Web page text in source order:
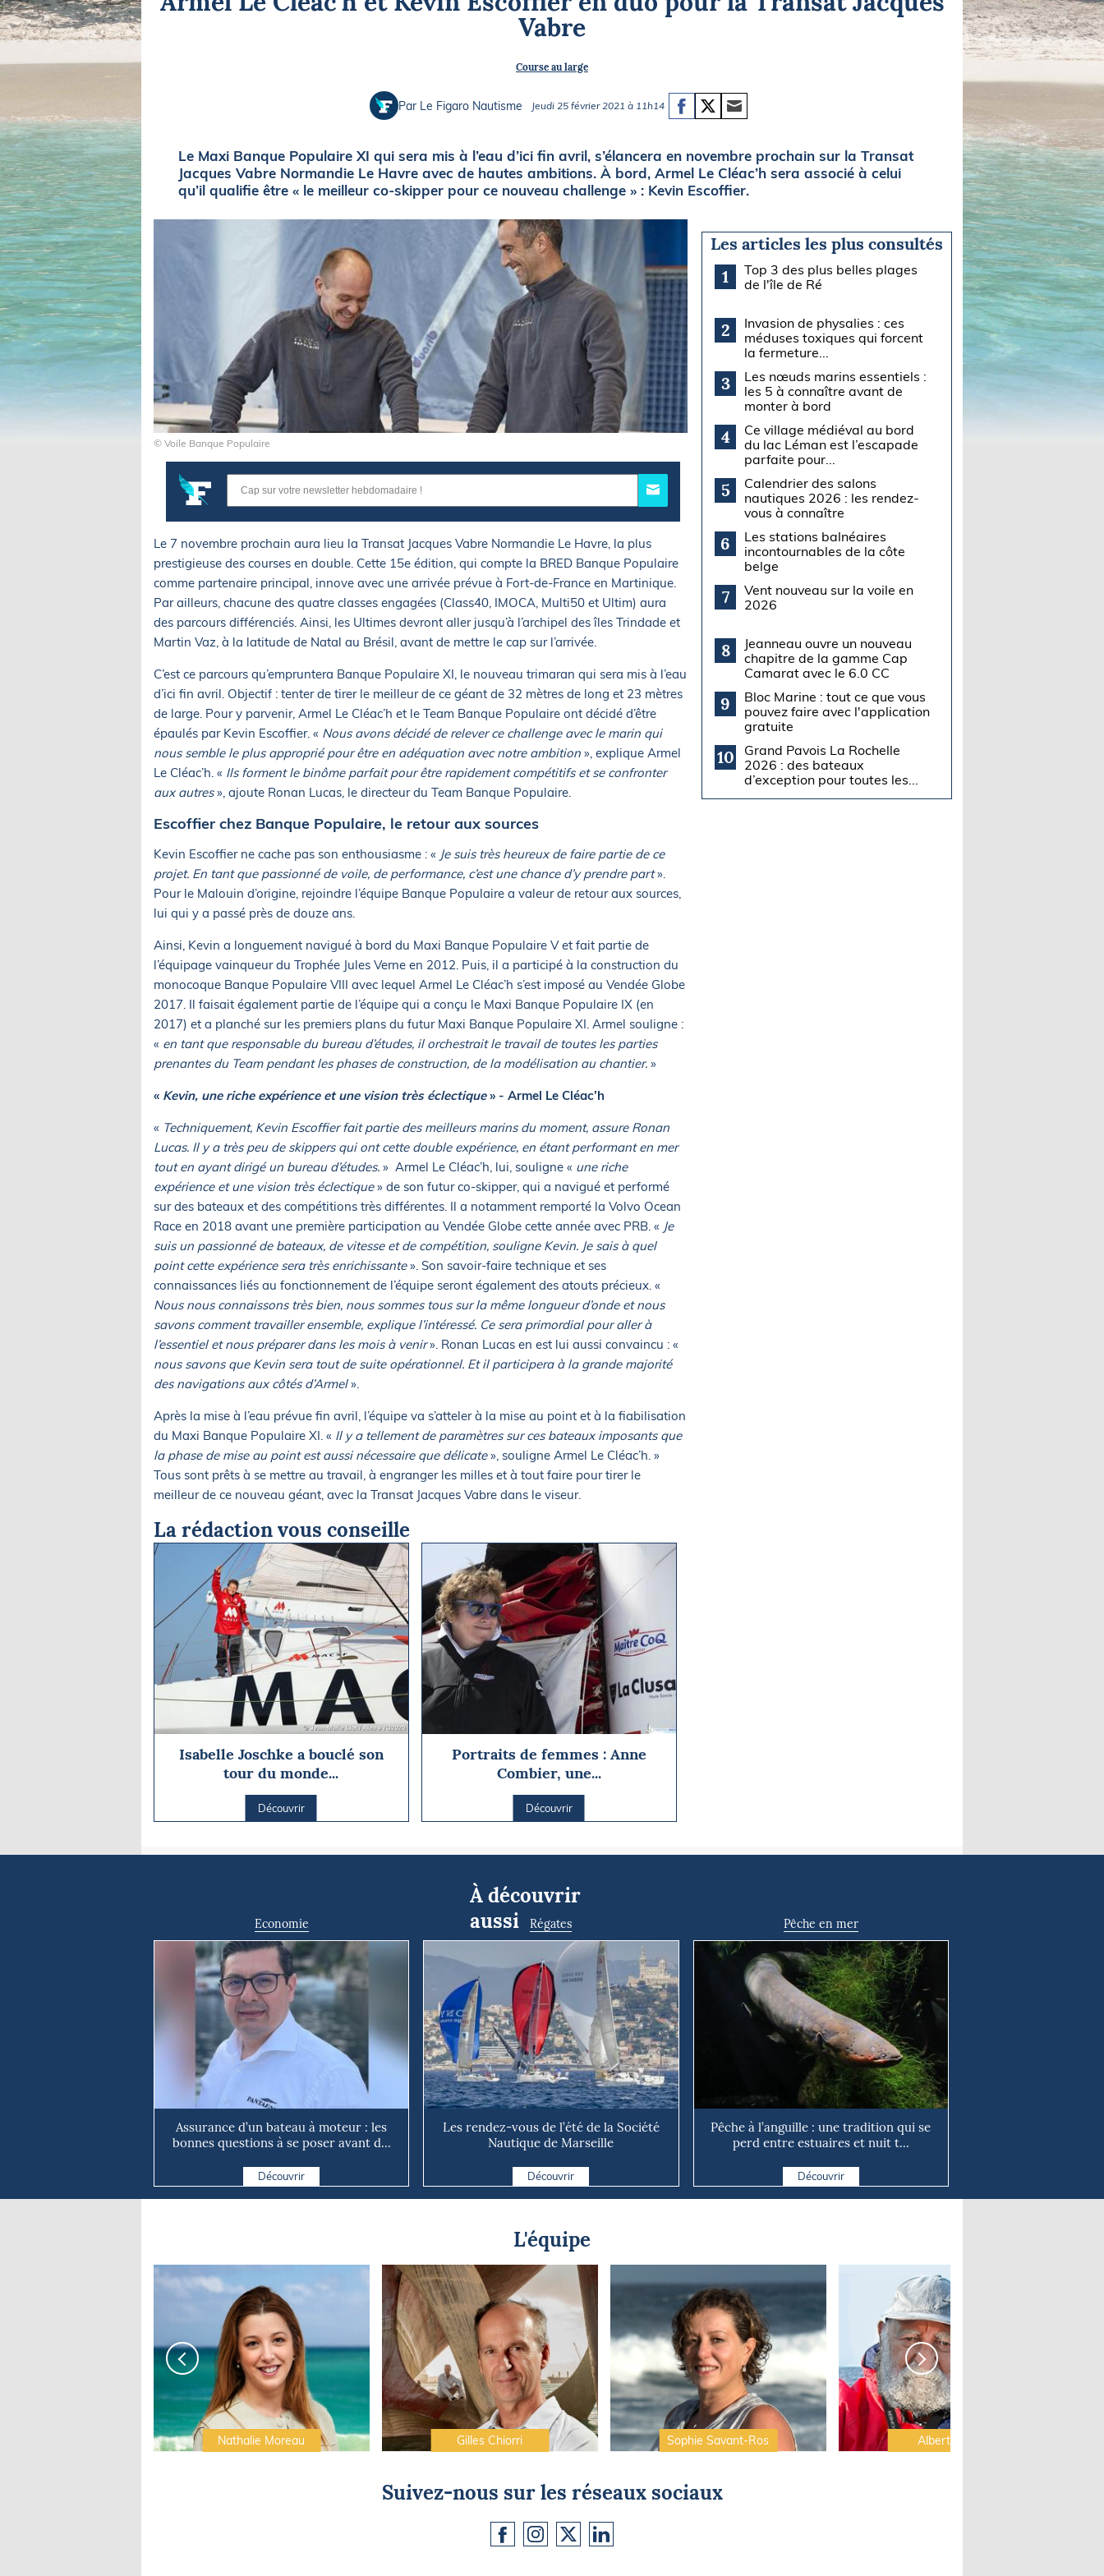
Equipements
Glisse
Briefings
Vabre
Course au large
Par Le Figaro Nautisme Jeudi 25 février 2021 à 11h14
Le Maxi Banque Populaire XI qui sera mis à l’eau d’ici fin avril, s’élancera en novembre prochain sur la Transat
Jacques Vabre Normandie Le Havre avec de hautes ambitions. À bord, Armel Le Cléac’h sera associé à celui
qu’il qualifie être « le meilleur co-skipper pour ce nouveau challenge » : Kevin Escoffier.
© Voile Banque Populaire
Le 7 novembre prochain aura lieu la Transat Jacques Vabre Normandie Le Havre, la plus
prestigieuse des courses en double. Cette 15e édition, qui compte la BRED Banque Populaire
comme partenaire principal, innove avec une arrivée prévue à Fort-de-France en Martinique.
Par ailleurs, chacune des quatre classes engagées (Class40, IMOCA, Multi50 et Ultim) aura
des parcours différenciés. Ainsi, les Ultimes devront aller jusqu’à l’archipel des îles Trindade et
Martin Vaz, à la latitude de Natal au Brésil, avant de mettre le cap sur l’arrivée.
C’est ce parcours qu’empruntera Banque Populaire XI, le nouveau trimaran qui sera mis à l’eau
d’ici fin avril. Objectif : tenter de tirer le meilleur de ce géant de 32 mètres de long et 23 mètres
de large. Pour y parvenir, Armel Le Cléac’h et le Team Banque Populaire ont décidé d’être
épaulés par Kevin Escoffier. « Nous avons décidé de relever ce challenge avec le marin qui
nous semble le plus approprié pour être en adéquation avec notre ambition », explique Armel
Le Cléac’h. « Ils forment le binôme parfait pour être rapidement compétitifs et se confronter
aux autres», ajoute Ronan Lucas, le directeur du Team Banque Populaire.
Escoffier chez Banque Populaire, le retour aux sources
Kevin Escoffier ne cache pas son enthousiasme : « Je suis très heureux de faire partie de ce
projet. En tant que passionné de voile, de performance, c’est une chance d’y prendre part».
Pour le Malouin d’origine, rejoindre l’équipe Banque Populaire a valeur de retour aux sources,
lui qui y a passé près de douze ans.
Ainsi, Kevin a longuement navigué à bord du Maxi Banque Populaire V et fait partie de
l’équipage vainqueur du Trophée Jules Verne en 2012. Puis, il a participé à la construction du
monocoque Banque Populaire VIII avec lequel Armel Le Cléac’h s’est imposé au Vendée Globe
2017. Il faisait également partie de l’équipe qui a conçu le Maxi Banque Populaire IX (en
2017) et a planché sur les premiers plans du futur Maxi Banque Populaire XI. Armel souligne :
« en tant que responsable du bureau d’études, il orchestrait le travail de toutes les parties
prenantes du Team pendant les phases de construction, de la modélisation au chantier. »
« Kevin, une riche expérience et une vision très éclectique» - Armel Le Cléac’h
« Techniquement, Kevin Escoffier fait partie des meilleurs marins du moment, assure Ronan
Lucas. Il y a très peu de skippers qui ont cette double expérience, en étant performant en mer
tout en ayant dirigé un bureau d’études. » Armel Le Cléac’h, lui, souligne « une riche
expérience et une vision très éclectique» de son futur co-skipper, qui a navigué et performé
sur des bateaux et des compétitions très différentes. Il a notamment remporté la Volvo Ocean
Race en 2018 avant une première participation au Vendée Globe cette année avec PRB. « Je
suis un passionné de bateaux, de vitesse et de compétition, souligne Kevin. Je sais à quel
point cette expérience sera très enrichissante». Son savoir-faire technique et ses
connaissances liés au fonctionnement de l’équipe seront également des atouts précieux. «
Nous nous connaissons très bien, nous sommes tous sur la même longueur d’onde et nous
savons comment travailler ensemble, explique l’intéressé. Ce sera primordial pour aller à
l’essentiel et nous préparer dans les mois à venir». Ronan Lucas en est lui aussi convaincu : «
nous savons que Kevin sera tout de suite opérationnel. Et il participera à la grande majorité
des navigations aux côtés d’Armel».
Après la mise à l’eau prévue fin avril, l’équipe va s’atteler à la mise au point et à la fiabilisation
du Maxi Banque Populaire XI. « Il y a tellement de paramètres sur ces bateaux imposants que
la phase de mise au point est aussi nécessaire que délicate», souligne Armel Le Cléac’h. »
Tous sont prêts à se mettre au travail, à engranger les milles et à tout faire pour tirer le
meilleur de ce nouveau géant, avec la Transat Jacques Vabre dans le viseur.
La rédaction vous conseille
Isabelle Joschke a bouclé son
tour du monde...
Découvrir
Portraits de femmes : Anne
Combier, une...
Découvrir
Les articles les plus consultés
1
Top 3 des plus belles plages
de l'île de Ré
2
Invasion de physalies : ces
méduses toxiques qui forcent
la fermeture...
3
Les nœuds marins essentiels :
les 5 à connaître avant de
monter à bord
4
Ce village médiéval au bord
du lac Léman est l’escapade
parfaite pour...
5
Calendrier des salons
nautiques 2026 : les rendez-
vous à connaître
6
Les stations balnéaires
incontournables de la côte
belge
7
Vent nouveau sur la voile en
2026
8
Jeanneau ouvre un nouveau
chapitre de la gamme Cap
Camarat avec le 6.0 CC
9
Bloc Marine : tout ce que vous
pouvez faire avec l'application
gratuite
10
Grand Pavois La Rochelle
2026 : des bateaux
d’exception pour toutes les...
À découvrir
aussi
Economie
Assurance d’un bateau à moteur : les
bonnes questions à se poser avant d...
Découvrir
Régates
Les rendez-vous de l’été de la Société
Nautique de Marseille
Découvrir
Pêche en mer
Pêche à l’anguille : une tradition qui se
perd entre estuaires et nuit t...
Découvrir
L'équipe
Nathalie Moreau Gilles Chiorri Sophie Savant-Ros Albert Brel
Suivez-nous sur les réseaux sociaux